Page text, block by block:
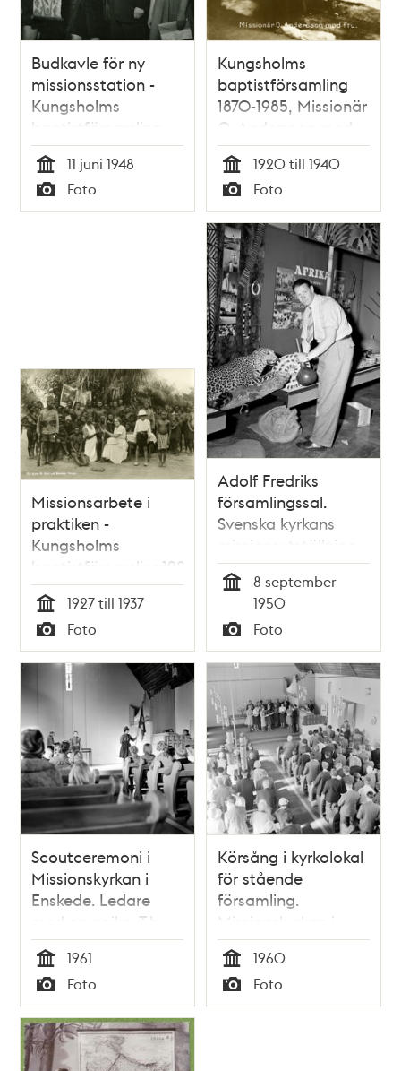
Budkavle för ny
missionsstation -
Kungsholms
baptistförsamling
1948
Tid
11 juni 1948
Typ
Foto
Kungsholms
baptistförsamling
1870-1985, Missionär
O. Andersson med
fru.
Tid
1920 till 1940
Typ
Foto
Missionsarbete i
praktiken -
Kungsholms
baptistförsamling1927
Tid
1927 till 1937
Typ
Foto
Adolf Fredriks
församlingssal.
Svenska kyrkans
missionsutställning
om Afrika.
Utställningens
intendent Hjalmar
Brundin
8 september
1950
Typ
Foto
Scoutceremoni i
Missionskyrkan i
Enskede. Ledare
med en pojke. T.h.
en flicka med fana
Tid
1961
Typ
Foto
Körsång i kyrkolokal
för stående
församling.
Missionskyrkan i
Enskede
Tid
1960
Typ
Foto